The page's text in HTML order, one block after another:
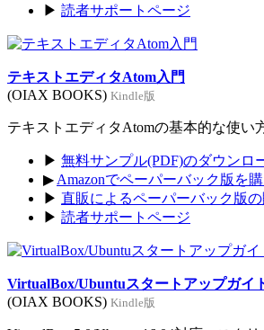
▶ 読者サポートページ
テキストエディタAtom入門
(OIAX BOOKS) Kindle版
テキストエディタAtomの基本的な使い
▶ 無料サンプル(PDF)のダウンロ
▶ Amazonでペーパーバック版を購
▶ 直販によるペーパーバック版の
▶ 読者サポートページ
VirtualBox/Ubuntuスタートアップガイ
(OIAX BOOKS) Kindle版